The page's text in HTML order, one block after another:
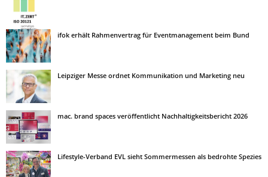
ifok erhält Rahmenvertrag für Eventmanagement beim Bund
Leipziger Messe ordnet Kommunikation und Marketing neu
mac. brand spaces veröffentlicht Nachhaltigkeitsbericht 2026
Lifestyle-Verband EVL sieht Sommermessen als bedrohte Spezies